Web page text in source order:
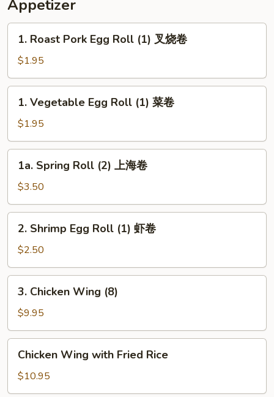
Appetizer
Roast
Pork
Egg
Roll
(1)
卷
1. Roast Pork Egg Roll (1) 叉烧卷
$1.95
Vegetable
Egg
Roll
(1)
1. Vegetable Egg Roll (1) 菜卷
$1.95
Spring
Roll
(2)
上
1a. Spring Roll (2) 上海卷
$3.50
Shrimp
Egg
Roll
(1)
2. Shrimp Egg Roll (1) 虾卷
$2.50
Chicken
Wing
(8)
3. Chicken Wing (8)
$9.95
Wing
with
Fried
Chicken Wing with Fried Rice
$10.95